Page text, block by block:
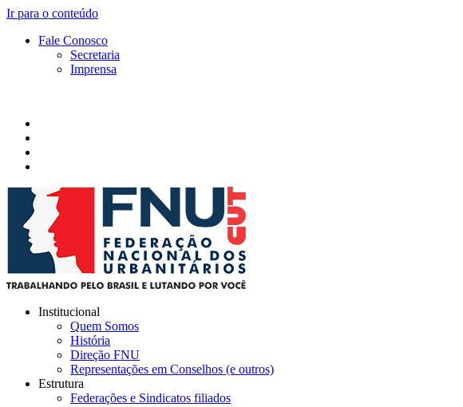
Ir para o conteúdo
Fale Conosco
Secretaria
Imprensa
Institucional
Quem Somos
História
Direção FNU
Representações em Conselhos (e outros)
Estrutura
Federações e Sindicatos filiados